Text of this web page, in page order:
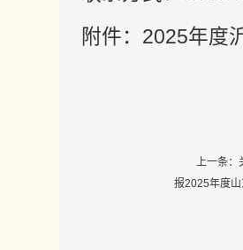
附件：2025年度
上一条：
报2025年度